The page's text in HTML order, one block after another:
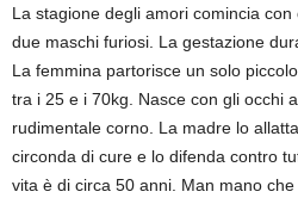
La stagione degli amori comincia
due maschi furiosi. La gestazione
La femmina partorisce un solo
tra i 25 e i 70kg. Nasce con gli occhi
rudimentale corno. La madre lo
circonda di cure e lo difenda contro
vita è di circa 50 anni. Man mano